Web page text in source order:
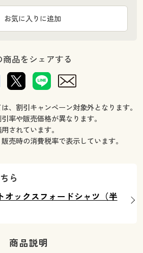
お気に入りに追加
商品をシェアする
、割引キャンペーン対象外となります。
率や販売価格が異なります。
されています。
売時の消費税率で表示しています。
ら
オックスフォードシャツ（半
商品説明